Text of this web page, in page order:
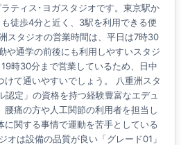
ティス･ヨガスタジオです。東京駅か
徒歩4分と近く、3駅を利用できる便
スタジオの営業時間は、平日は7時30
や通学の前後にも利用しやすいスタジ
時30分まで営業しているため、日中
けて通いやすいでしょう。 八重洲スタ
定」の資格を持つ経験豊富なエデュ
痛の方や人工関節の利用者を担当し
に関する事情で運動を苦手としている
オは設備の品質が良い「グレード01」